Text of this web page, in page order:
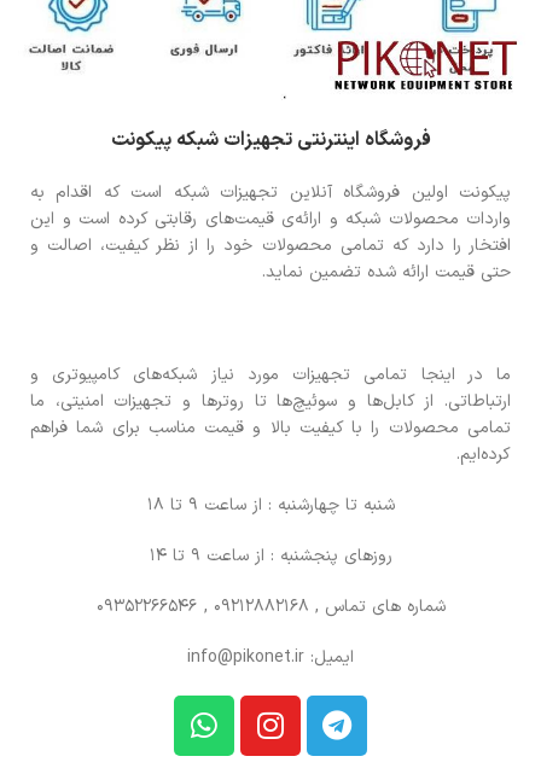
فروشگاه اینترنتی تجهیزات شبکه پیکونت
پیکونت اولین فروشگاه آنلاین تجهیزات شبکه است که اقدام به
واردات محصولات شبکه و ارائه‌ی قیمت‌های رقابتی کرده است و این
افتخار را دارد که تمامی محصولات خود را از نظر کیفیت، اصالت و
حتی قیمت ارائه شده تضمین نماید.
ما در اینجا تمامی تجهیزات مورد نیاز شبکه‌های کامپیوتری و
ارتباطاتی. از کابل‌ها و سوئیچ‌ها تا روترها و تجهیزات امنیتی، ما
تمامی محصولات را با کیفیت بالا و قیمت مناسب برای شما فراهم
کرده‌ایم.
شنبه تا چهارشنبه : از ساعت 9 تا 18
روزهای پنجشنبه : از ساعت 9 تا 14
شماره های تماس , 09212882168 , 09352266546
ایمیل: info@pikonet.ir